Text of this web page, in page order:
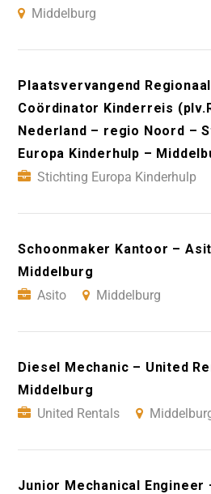
Middelburg
Plaatsvervangend Regionaal
Coördinator Kinderreis
Nederland – regio Noord –
Europa Kinderhulp –
Stichting Europa Kinderhulp
Schoonmaker Kantoor –
Middelburg
Asito
Middelburg
Diesel Mechanic – United
Middelburg
United Rentals
Junior Mechanical Engineer